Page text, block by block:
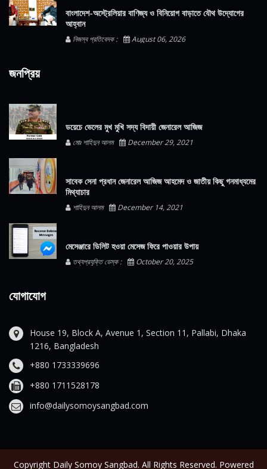
বাংলাদেশ-অস্ট্রেলিয়ার বাণিজ্য ও বিনিয়োগ বাড়াতে যৌথ উদ্যোগের
আহ্বান
নিজস্ব প্রতিবেদক : August 06, 2026
জনপ্রিয়
ডয়েচে ভেলের মুখ মুখি সদ্য বিদায়ী জেনারেল আজিজ
মোঃ শাহিদুন আলম December 29, 2021
সাবেক সেনা প্রধান জেনারেল আজিজ আহমেদ ও জাতীয় কিছু গনমাধ্যমের
মিথ্যাচার
শাহিদুন আলম December 14, 2021
মেসেঞ্জারে ডিলিট হওয়া মেসেজ ফিরে পাওয়ার উপায়
তথ্যপ্রযুক্তি ডেস্ক : October 20, 2025
যোগাযোগ
House 19, Block A, Avenue 1, Section 11, Pallabi, Dhaka
1216, Bangladesh
+880 1733339696
+880 1711528178
info@dailysomoysangbad.com
Copyright Daily Somoy Sangbad. All Rights Reserved. Powered